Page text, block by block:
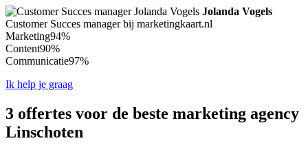
Jolanda Vogels
Customer Succes manager bij marketingkaart.nl
Marketing94%
Content90%
Communicatie97%
Ik help je graag
3 offertes voor de beste marketing agency
Linschoten